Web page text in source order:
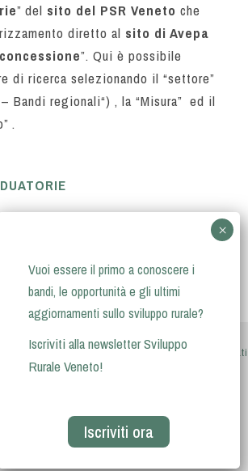
” del sito del PSR Veneto che
diretto al sito di Avepa
”. Qui è possibile
di ricerca selezionando il “settore”
Bandi regionali“) , la “Misura” ed il
.
privacy policy- informativa sul trattamento dei dati
personali
Vuoi essere il primo a conoscere i
bandi, le opportunità e gli ultimi
aggiornamenti sullo sviluppo rurale?
Iscriviti alla newsletter Sviluppo
Rurale Veneto!
Iscriviti ora
accetti l'utilizzo dei cookie da parte
informazioni Accetto